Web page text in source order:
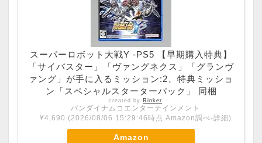
スーパーロボット大戦Y -PS5 【早期購入特典】
「サイバスター」「ヴァングネクス」「グランヴ
ァング」が手に入るミッション:2、特典ミッショ
ン「スペシャルスターターパック」 同梱
created by Rinker
バンダイナムコエンターテインメント
¥4,690 (2026/08/06 15:29:46時点 Amazon調べ-詳細)
Amazon